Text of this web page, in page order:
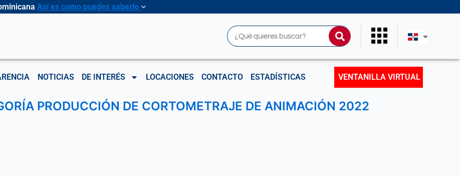
Así es como puedes saberlo
Buscar
NOTICIAS DE INTERÉS LOCACIONES CONTACTO ESTADÍSTICAS VENTANILLA VIRTUAL
PRODUCCIÓN DE CORTOMETRAJE DE ANIMACIÓN 2022